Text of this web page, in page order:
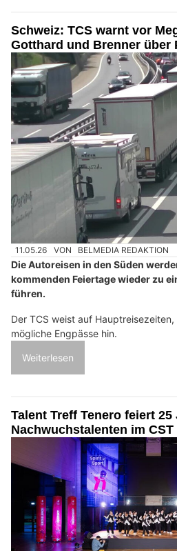
Schweiz: TCS warnt vor
Gotthard und Brenner über
11.05.26 VON BELMEDIA REDAKTION
Die Autoreisen in den Süden
kommenden Feiertage wieder zu
führen.
Der TCS weist auf
mögliche Engpässe hin.
Weiterlesen
Talent Treff Tenero feiert 25
Nachwuchstalenten im CST